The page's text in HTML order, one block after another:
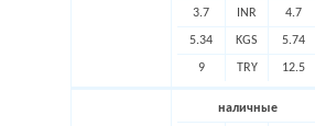
3.7 INR 4.7
5.34 KGS 5.74
9 TRY 12.5
наличные